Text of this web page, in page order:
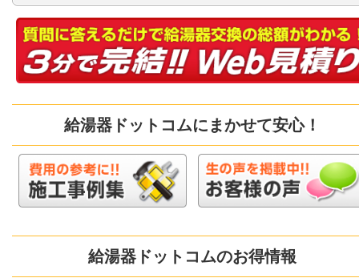
給湯器ドットコムにまかせて安心！
給湯器ドットコムのお得情報